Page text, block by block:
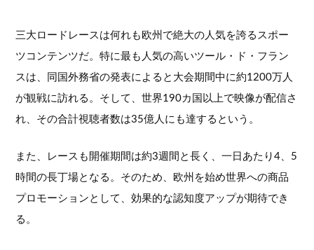
三大ロードレースは何れも欧州で絶大の人気を誇るスポー
ツコンテンツだ。特に最も人気の高いツール・ド・フラン
スは、同国外務省の発表によると大会期間中に約1200万人
が観戦に訪れる。そして、世界190カ国以上で映像が配信さ
れ、その合計視聴者数は35億人にも達するという。
また、レースも開催期間は約3週間と長く、一日あたり4、5
時間の長丁場となる。そのため、欧州を始め世界への商品
プロモーションとして、効果的な認知度アップが期待でき
る。